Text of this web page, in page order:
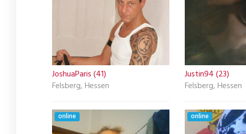
JoshuaParis (41)
Felsberg, Hessen
Justin94 (23)
Felsberg, Hessen
online online